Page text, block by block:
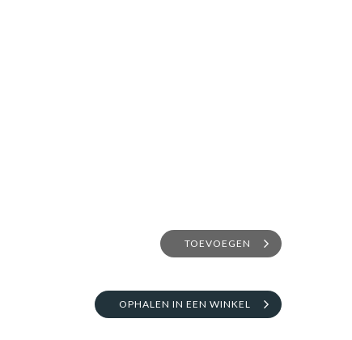
TOEVOEGEN
OPHALEN IN EEN WINKEL